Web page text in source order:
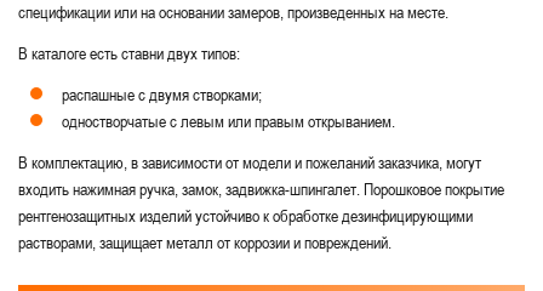
спецификации или на основании замеров, произведенных на месте.
В каталоге есть ставни двух типов:
распашные с двумя створками;
одностворчатые с левым или правым открыванием.
В комплектацию, в зависимости от модели и пожеланий заказчика, могут
входить нажимная ручка, замок, задвижка-шпингалет. Порошковое покрытие
рентгенозащитных изделий устойчиво к обработке дезинфицирующими
растворами, защищает металл от коррозии и повреждений.